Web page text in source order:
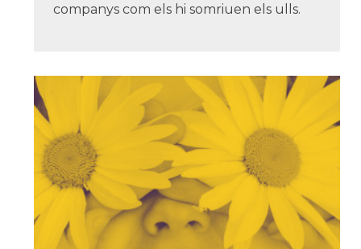
companys com els hi somriuen els ulls.